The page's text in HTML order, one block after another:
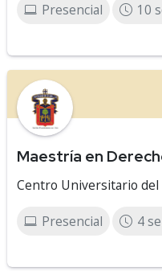
Presencial 10
Maestría en
Centro Universitario del
Presencial 4